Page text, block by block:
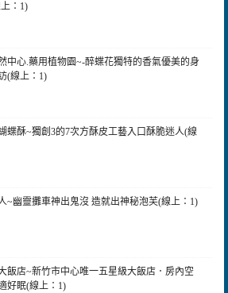
：1)
中心.藥用植物園~-醉蝶花獨特的香氣優美的身
(線上：1)
蝶酥~獨創3的7次方酥皮工藝入口酥脆迷人(線
~幽靈攤車神出鬼沒 造就出神秘泡芙(線上：1)
飯店~新竹市中心唯一五星級大飯店．房內空
好眠(線上：1)